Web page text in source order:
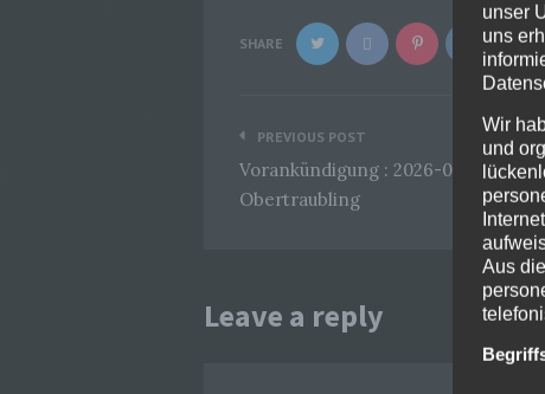
SHARE
Beitragsnavigation
PREVIOUS POST
Vorankündigung : 2026-01-09
Obertraubling
Leave a reply
unser
uns
Wir
und
Aus